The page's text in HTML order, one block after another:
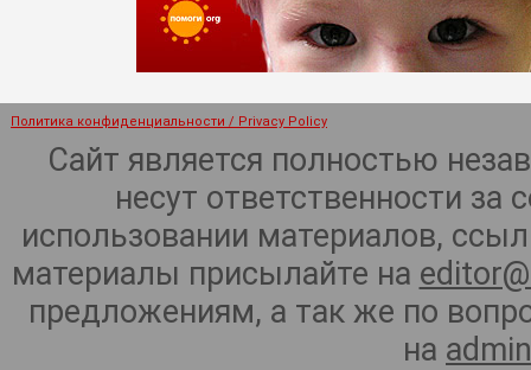
Политика конфиденциальности / Privacy Policy
Сайт является полностью
несут ответственности
использовании материалов,
материалы присылайте на
предложениям, а так же по
на